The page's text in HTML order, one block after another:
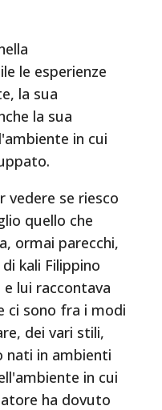
le esperienze
la sua
la sua
in cui
vedere se riesco
quello che
ormai parecchi,
kali Filippino
lui raccontava
ci sono fra i modi
dei vari stili,
nati in ambienti
in cui
ha dovuto